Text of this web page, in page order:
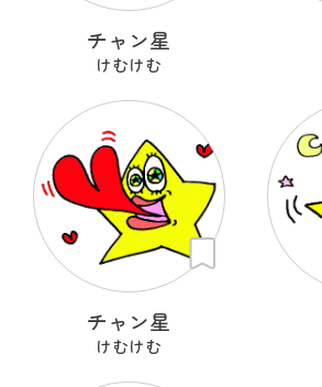
チャン星
けむけむ
チャン星
けむけむ